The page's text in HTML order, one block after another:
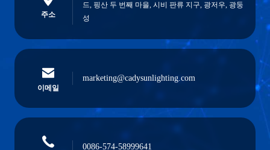
주소
드, 핑산 두 번째 마을, 시비 판류 지구, 광저우, 광둥
성
이메일
marketing@cadysunlighting.com
0086-574-58999641